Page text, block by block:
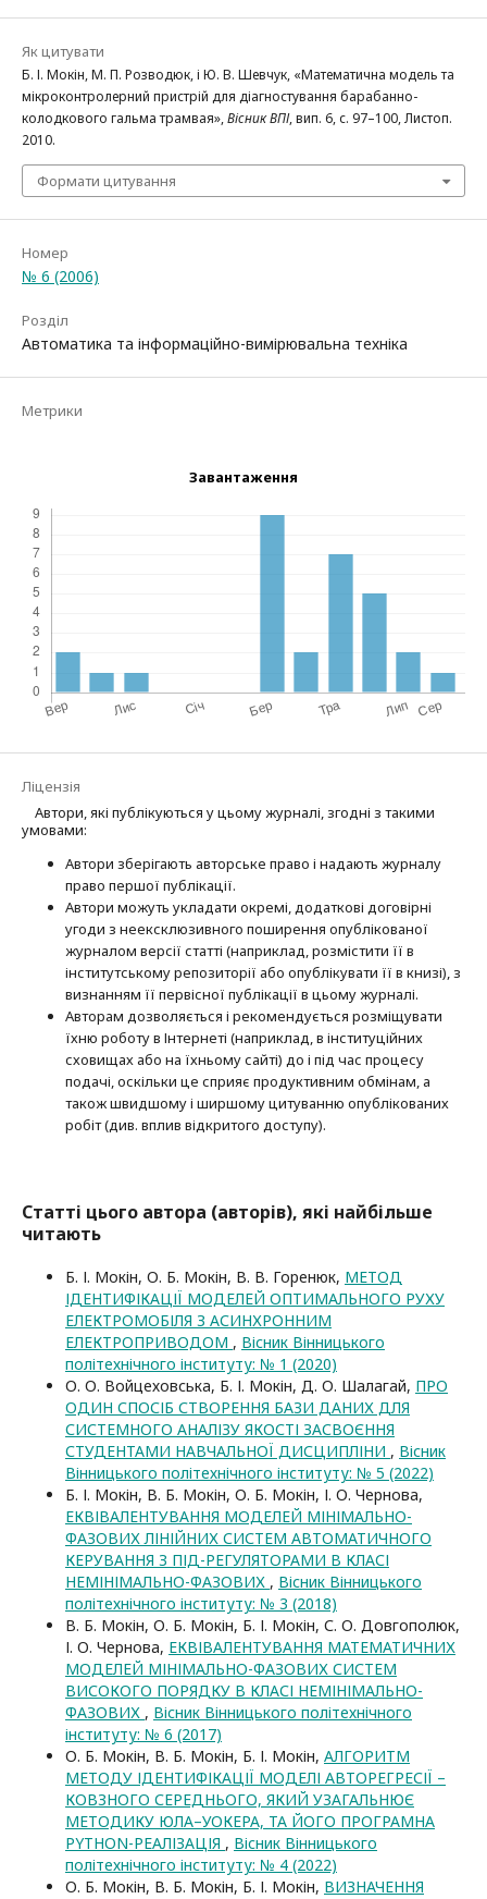
Як цитувати
Б. І. Мокін, М. П. Розводюк, і Ю. В. Шевчук, «Математична модель та
мікроконтролерний пристрій для діагностування барабанно-
колодкового гальма трамвая»,Вісник ВПІ, вип. 6, с. 97–100, Листоп.
2010.
Формати цитування
Номер
№ 6 (2006)
Розділ
Автоматика та інформаційно-вимірювальна техніка
Метрики
Завантаження
Ліцензія
Автори, які публікуються у цьому журналі, згодні з такими
умовами:
Автори зберігають авторське право і надають журналу
право першої публі­кації.
Автори можуть укладати окремі, додат­кові договірні
угоди з неексклюзив­ного поширення опублікованої
журналом версії статті (наприклад, розмістити її в
інститутському репозиторії або опубліку­вати її в книзі), з
визнанням її первісної публікації в цьому журналі.
Авторам дозволяється і рекомендується розміщувати
їхню роботу в Інтернеті (наприклад, в інституційних
сховищах або на їхньому сайті) до і під час процесу
подачі, оскільки це сприяє продуктивним обмінам, а
також швидшому і ширшому цитуванню опубліко­ва­них
робіт (див. вплив відкритого доступу).
Статті цього автора (авторів), які найбільше
читають
Б. І. Мокін, О. Б. Мокін, В. В. Горенюк, МЕТОД
ІДЕНТИФІКАЦІЇ МОДЕЛЕЙ ОПТИМАЛЬНОГО РУХУ
ЕЛЕКТРОМОБІЛЯ З АСИНХРОННИМ
ЕЛЕКТРОПРИВОДОМ , Вісник Вінницького
політехнічного інституту: № 1 (2020)
О. О. Войцеховська, Б. І. Мокін, Д. О. Шалагай, ПРО
ОДИН СПОСІБ СТВОРЕННЯ БАЗИ ДАНИХ ДЛЯ
СИСТЕМНОГО АНАЛІЗУ ЯКОСТІ ЗАСВОЄННЯ
СТУДЕНТАМИ НАВЧАЛЬНОЇ ДИСЦИПЛІНИ , Вісник
Вінницького політехнічного інституту: № 5 (2022)
Б. І. Мокін, В. Б. Мокін, О. Б. Мокін, І. О. Чернова,
ЕКВІВАЛЕНТУВАННЯ МОДЕЛЕЙ МІНІМАЛЬНО-
ФАЗОВИХ ЛІНІЙНИХ СИСТЕМ АВТОМАТИЧНОГО
КЕРУВАННЯ З ПІД-РЕГУЛЯТОРАМИ В КЛАСІ
НЕМІНІМАЛЬНО-ФАЗОВИХ , Вісник Вінницького
політехнічного інституту: № 3 (2018)
В. Б. Мокін, О. Б. Мокін, Б. І. Мокін, С. О. Довгополюк,
І. О. Чернова, ЕКВІВАЛЕНТУВАННЯ МАТЕМАТИЧНИХ
МОДЕЛЕЙ МІНІМАЛЬНО-ФАЗОВИХ СИСТЕМ
ВИСОКОГО ПОРЯДКУ В КЛАСІ НЕМІНІМАЛЬНО-
ФАЗОВИХ , Вісник Вінницького політехнічного
інституту: № 6 (2017)
О. Б. Мокін, В. Б. Мокін, Б. І. Мокін, АЛГОРИТМ
МЕТОДУ ІДЕНТИФІКАЦІЇ МОДЕЛІ АВТОРЕГРЕСІЇ –
КОВЗНОГО СЕРЕДНЬОГО, ЯКИЙ УЗАГАЛЬНЮЄ
МЕТОДИКУ ЮЛА–УОКЕРА, ТА ЙОГО ПРОГРАМНА
PYTHON-РЕАЛІЗАЦІЯ , Вісник Вінницького
політехнічного інституту: № 4 (2022)
О. Б. Мокін, В. Б. Мокін, Б. І. Мокін, ВИЗНАЧЕННЯ